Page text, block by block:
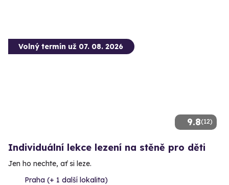
9.8(12)
Volný termín už 07. 08. 2026
Individuální lekce lezení na stěně pro děti
Jen ho nechte, ať si leze.
Praha (+ 1 další lokalita)